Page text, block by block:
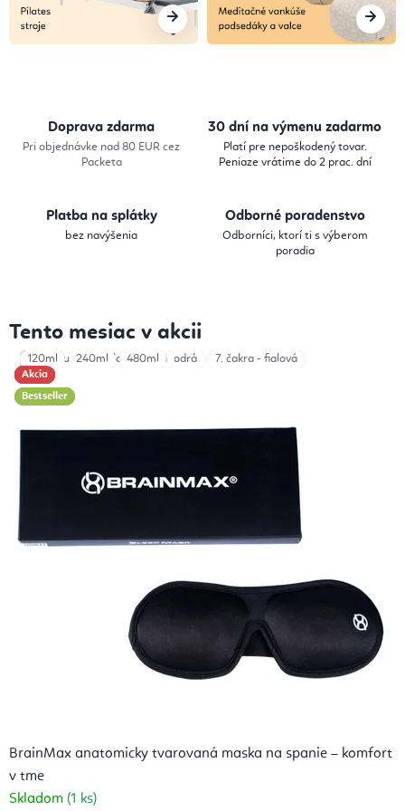
a
,
M
e
d
á
c
r
v
Doprava zdarma
Pri objednávke nad 80 EUR cez
Packeta
30 dní na výmenu zadarmo
Platí pre nepoškodený tovar.
Peniaze vrátime do 2 prac. dní
Platba na splátky
bez navýšenia
Odborné poradenstvo
Odborníci, ktorí ti s výberom
poradia
Tento mesiac v akcii
Akcia
Bestseller
BrainMax anatomicky tvarovaná maska na spanie – komfort
v tme
Skladom (1 ks)
Total Dark AIR
Akcia
Bestseller
Akcia
3. čakra - žltá 5. čakra - modrá 7. čakra - fialová
Akcia
60 cm 70 cm 80 cm
Akcia
Bestseller
Pure Blue Mallard Green
Akcia
Akcia
120ml 240ml 480ml
Akcia
Bestseller